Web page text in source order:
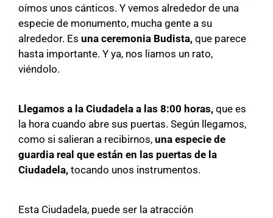
oímos unos cánticos. Y vemos alrededor de una
especie de monumento, mucha gente a su
alrededor. Es una ceremonia Budista,que parece
hasta importante. Y ya, nos liamos un rato,
viéndolo.
Llegamos a la Ciudadela a las 8:00 horas,que es
la hora cuando abre sus puertas. Según llegamos,
como si salieran a recibirnos, una especie de
guardia real que están en las puertas de la
Ciudadela,tocando unos instrumentos.
Esta Ciudadela, puede ser la atracción